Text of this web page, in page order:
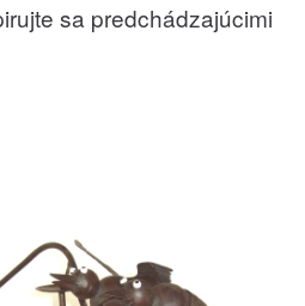
sa predchádzajúcimi